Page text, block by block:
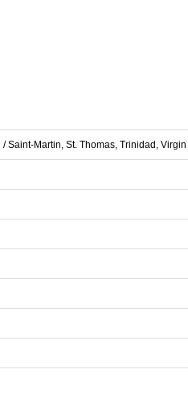
Saint-Martin, St. Thomas, Trinidad,